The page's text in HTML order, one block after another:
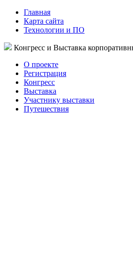
Главная
Карта сайта
Технологии и ПО
Конгресс и Выставка
О проекте
Регистрация
Конгресс
Выставка
Участнику выставки
Путешествия